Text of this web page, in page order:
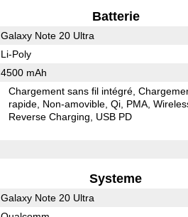
Batterie
Galaxy Note 20 Ultra
Li-Poly
4500 mAh
Chargement sans fil intégré
rapide Non-amovible Qi PMA
Reverse Charging
USB PD
Systeme
Galaxy Note 20 Ultra